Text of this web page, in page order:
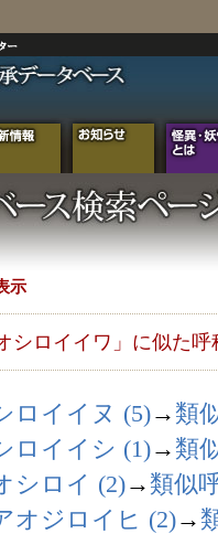
示
シロイイワ」に似た呼
ロイイヌ (5)→ 類
ロイイシ (1)→ 類
シロイ (2)→ 類似
オジロイヒ (2)→